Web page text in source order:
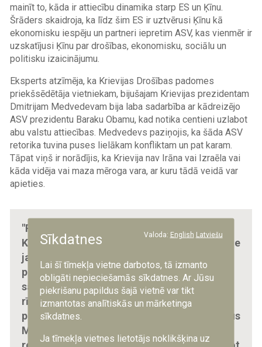
mainīt to, kāda ir attiecību dinamika starp ES un Ķīnu.
Šrāders skaidroja, ka līdz šim ES ir uztvērusi Ķīnu kā
ekonomisku iespēju un partneri iepretim ASV, kas vienmēr ir
uzskatījusi Ķīnu par drošības, ekonomisku, sociālu un
politisku izaicinājumu.
Eksperts atzīmēja, ka Krievijas Drošības padomes
priekšsēdētāja vietniekam, bijušajam Krievijas prezidentam
Dmitrijam Medvedevam bija laba sadarbība ar kādreizējo
ASV prezidentu Baraku Obamu, kad notika centieni uzlabot
abu valstu attiecības. Medvedevs paziņojis, ka šāda ASV
retorika tuvina puses lielākam konfliktam un pat karam.
Tāpat viņš ir norādījis, ka Krievija nav Irāna vai Izraēla vai
kāda vidēja vai maza mēroga vara, ar kuru tādā veidā var
apieties.
"Pilnīgi skaidrs, ka no ASV sankcijām
Krievijas ekonomika cietīs, taču ekonomiskie
jautājumi tai nav svarīgākie. Krievija ir
paziņojusi, ka, neraugoties uz to, kādas
sankcijas tiks piemērotas, tā turpinās
rīkoties, lai sasniegtu savus ideoloģiskos,
politiskos un militāros mērķus Ukrainā, kurus
Maskava ir izvirzījusi un par kuriem tā
Sīkdatnes Valoda: English Latviešu
Lai šī tīmekļa vietne darbotos, tā izmanto
obligāti nepieciešamās sīkdatnes. Ar Jūsu
piekrišanu papildus šajā vietnē var tikt
izmantotas analītiskās un mārketinga
sīkdatnes.
Ja tīmekļa vietnes lietotājs noklikšķina uz